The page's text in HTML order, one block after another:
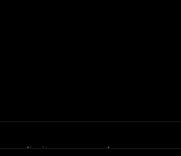
direitos reservados.